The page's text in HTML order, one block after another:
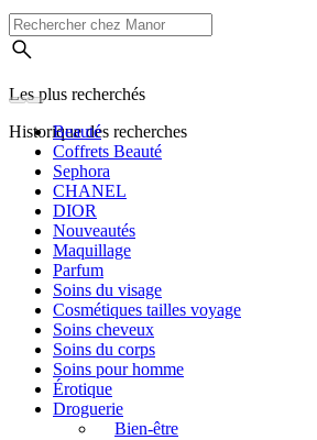
Les plus recherchés
Historique des recherches
Beauté
Coffrets Beauté
Sephora
CHANEL
DIOR
Nouveautés
Maquillage
Parfum
Soins du visage
Cosmétiques tailles voyage
Soins cheveux
Soins du corps
Soins pour homme
Érotique
Droguerie
Bien-être